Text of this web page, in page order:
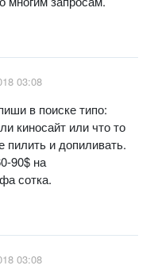
03:08
в поиске типо:
киносайт или что то
и допиливать.
90$ на
сотка.
03:08